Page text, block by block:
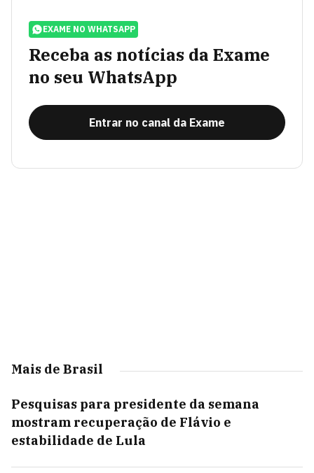
EXAME NO WHATSAPP
Receba as notícias da Exame
no seu WhatsApp
Entrar no canal da Exame
Mais de Brasil
Pesquisas para presidente da semana
mostram recuperação de Flávio e
estabilidade de Lula